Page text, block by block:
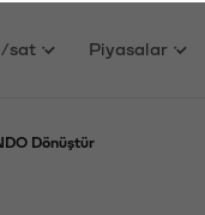
sat Piyasalar
Dönüştür